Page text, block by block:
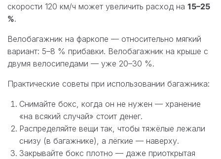
скорости 120 км/ч может увеличить расход на 15–25
%.
Велобагажник на фаркопе — относительно мягкий
вариант: 5–8 % прибавки. Велобагажник на крыше с
двумя велосипедами — уже 20–30 %.
Практические советы при использовании багажника:
Снимайте бокс, когда он не нужен — хранение
«на всякий случай» стоит денег.
Распределяйте вещи так, чтобы тяжёлые лежали
снизу (в багажнике), а лёгкие — наверху.
Закрывайте бокс плотно — даже приоткрытая